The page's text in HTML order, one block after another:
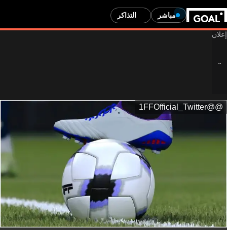
مباشر التذاكر
@@1FFOfficial_Twitter